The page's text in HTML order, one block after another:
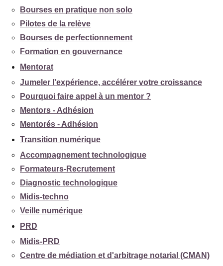
Bourses en pratique non solo
Pilotes de la relève
Bourses de perfectionnement
Formation en gouvernance
Mentorat
Jumeler l'expérience, accélérer votre croissance
Pourquoi faire appel à un mentor ?
Mentors - Adhésion
Mentorés - Adhésion
Transition numérique
Accompagnement technologique
Formateurs-Recrutement
Diagnostic technologique
Midis-techno
Veille numérique
PRD
Midis-PRD
Centre de médiation et d'arbitrage notarial (CMAN)